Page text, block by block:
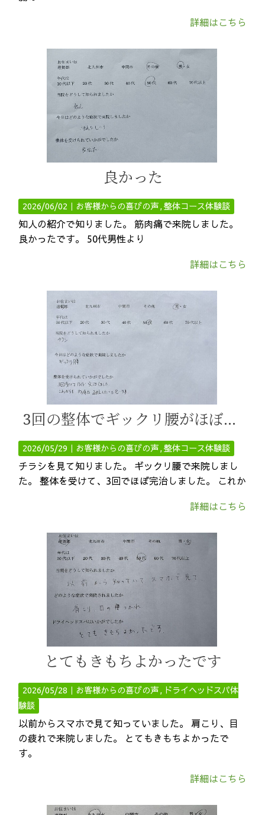
詳細はこちら
良かった
2026/06/02｜ お客様からの喜びの声 整体コース体験談
知人の紹介で知りました。 筋肉痛で来院しました。
良かったです。 50代男性より
詳細はこちら
3回の整体でギックリ腰がほぼ完治！
2026/05/29｜ お客様からの喜びの声 整体コース体験談
チラシを見て知りました。 ギックリ腰で来院しまし
た。 整体を受けて、3回でほぼ完治しました。 これか
詳細はこちら
とてもきもちよかったです
2026/05/28｜ お客様からの喜びの声
ドライヘッドスパ体
験談
以前からスマホで見て知っていました。 肩こり、目
の疲れで来院しました。 とてもきもちよかったで
す。
詳細はこちら